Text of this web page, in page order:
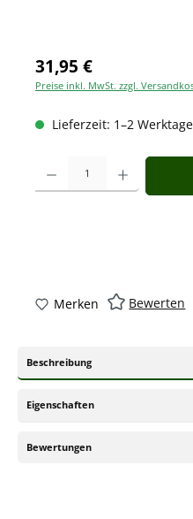
31,95 €
Preise inkl. MwSt. zzgl.
Lieferzeit: 1–2 Werktage
Produkt Anzahl: Gib den
Merken Bewerten
Beschreibung
Eigenschaften
Bewertungen